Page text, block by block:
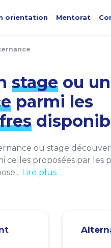
orientation Mentorat
stage ou
parmi les
ou stage
celles proposées par les
Lire plus